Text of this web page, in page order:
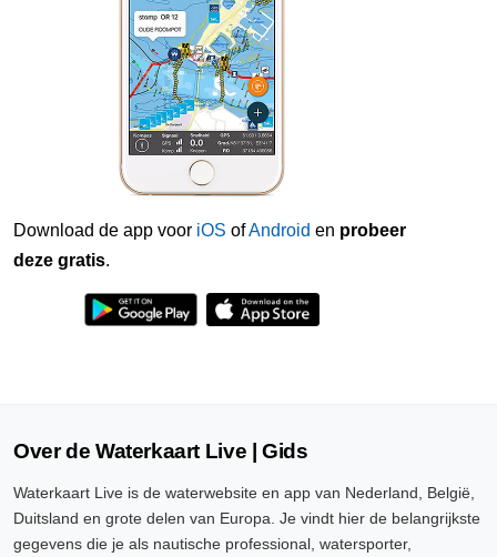
Download de app voor iOS ofAndroid en probeer
deze gratis.
Over de Waterkaart Live | Gids
Waterkaart Live is de waterwebsite en app van Nederland, België,
Duitsland en grote delen van Europa. Je vindt hier de belangrijkste
gegevens die je als nautische professional, watersporter,